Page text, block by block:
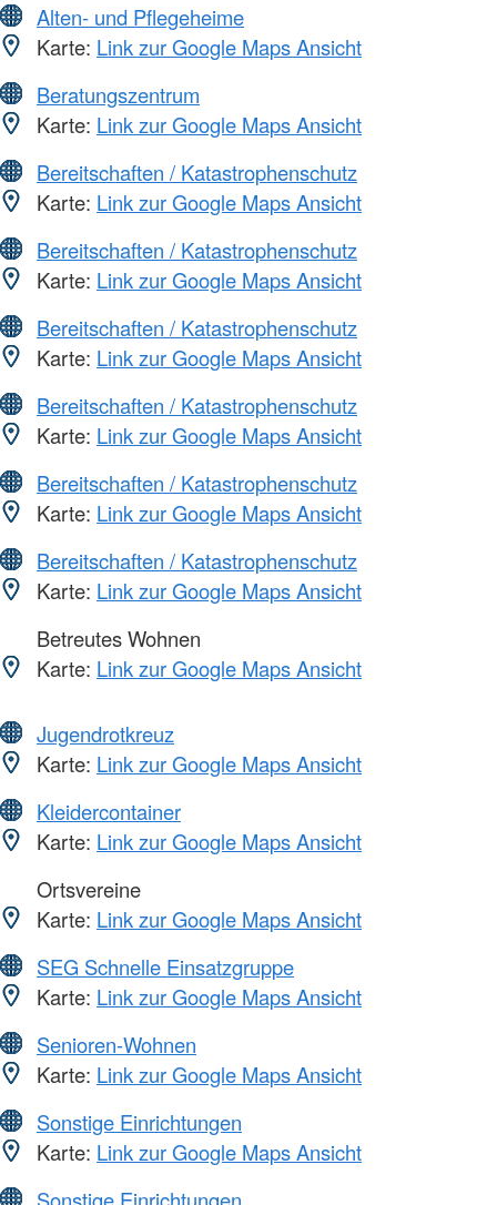
Alten- und Pflegeheime
Karte: Link zur Google Maps Ansicht
Beratungszentrum
Karte: Link zur Google Maps Ansicht
Bereitschaften / Katastrophenschutz
Karte: Link zur Google Maps Ansicht
Bereitschaften / Katastrophenschutz
Karte: Link zur Google Maps Ansicht
Bereitschaften / Katastrophenschutz
Karte: Link zur Google Maps Ansicht
Bereitschaften / Katastrophenschutz
Karte: Link zur Google Maps Ansicht
Bereitschaften / Katastrophenschutz
Karte: Link zur Google Maps Ansicht
Bereitschaften / Katastrophenschutz
Karte: Link zur Google Maps Ansicht
Betreutes Wohnen
Karte: Link zur Google Maps Ansicht
Jugendrotkreuz
Karte: Link zur Google Maps Ansicht
Kleidercontainer
Karte: Link zur Google Maps Ansicht
Ortsvereine
Karte: Link zur Google Maps Ansicht
SEG Schnelle Einsatzgruppe
Karte: Link zur Google Maps Ansicht
Senioren-Wohnen
Karte: Link zur Google Maps Ansicht
Sonstige Einrichtungen
Karte: Link zur Google Maps Ansicht
Sonstige Einrichtungen